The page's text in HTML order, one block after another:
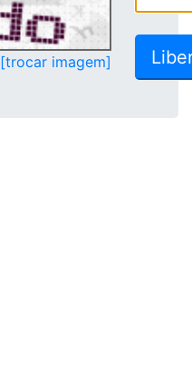
[trocar imagem]